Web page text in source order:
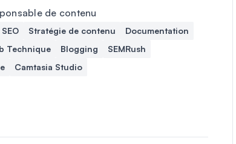
de contenu
SEO Stratégie de contenu
Documentation
Technique
Blogging
SEMRush
Camtasia Studio